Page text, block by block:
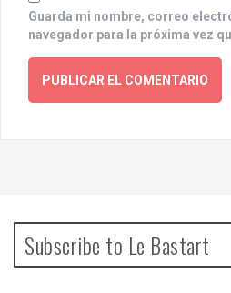
Guarda mi nombre, correo
navegador para la próxima vez
Subscribe to Le Bastart